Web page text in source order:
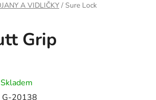
A VIDLIČKY / Sure Lock
Grip
Skladem
G-20138